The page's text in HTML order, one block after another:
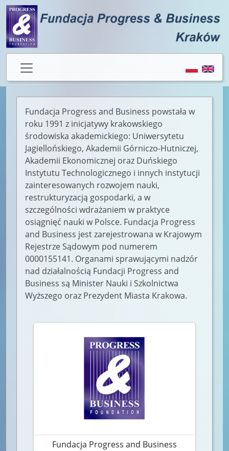
Fundacja Progress and Business powstała w
roku 1991 z inicjatywy krakowskiego
środowiska akademickiego: Uniwersytetu
Jagiellońskiego, Akademii Górniczo-Hutniczej,
Akademii Ekonomicznej oraz Duńskiego
Instytutu Technologicznego i innych instytucji
zainteresowanych rozwojem nauki,
restrukturyzacją gospodarki, a w
szczególności wdrażaniem w praktyce
osiągnięć nauki w Polsce. Fundacja Progress
and Business jest zarejestrowana w Krajowym
Rejestrze Sądowym pod numerem
0000155141. Organami sprawującymi nadzór
nad działalnością Fundacji Progress and
Business są Minister Nauki i Szkolnictwa
Wyższego oraz Prezydent Miasta Krakowa.
Fundacja Progress and Business